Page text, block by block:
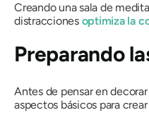
Creando una sala de
distracciones optimiza la
Preparando
Antes de pensar en
aspectos básicos para